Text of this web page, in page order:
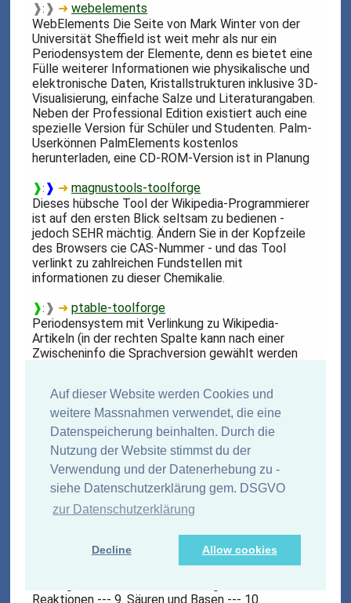
Auf dieser Website werden Cookies und
weitere Massnahmen verwendet, die eine
Datenspeicherung beinhalten. Durch die
Nutzung der Website stimmst du der
Verwendung und der Datenerhebung zu -
siehe Datenschutzerklärung gem. DSGVO
zur Datenschutzerklärung
Decline Allow cookies
❱: ❱ ➜webelements
WebElements Die Seite von Mark Winter von der
Universität Sheffield ist weit mehr als nur ein
Periodensystem der Elemente, denn es bietet eine
Fülle weiterer Informationen wie physikalische und
elektronische Daten, Kristallstrukturen inklusive 3D-
Visualisierung, einfache Salze und Literaturangaben.
Neben der Professional Edition existiert auch eine
spezielle Version für Schüler und Studenten. Palm-
Userkönnen PalmElements kostenlos
herunterladen, eine CD-ROM-Version ist in Planung
❱: ❱ ➜magnustools-toolforge
Dieses hübsche Tool der Wikipedia-Programmierer
ist auf den ersten Blick seltsam zu bedienen -
jedoch SEHR mächtig. Ändern Sie in der Kopfzeile
des Browsers cie CAS-Nummer - und das Tool
verlinkt zu zahlreichen Fundstellen mit
informationen zu dieser Chemikalie.
❱: ❱ ➜ptable-toolforge
Periodensystem mit Verlinkung zu Wikipedia-
Artikeln (in der rechten Spalte kann nach einer
Zwischeninfo die Sprachversion gewählt werden
Filmmaterial
Filme auf Youtube zum Chemieunterricht
➜ Abschnitt ein -/ausblenden
ardalpha.de-lernen-faecher-chemie
Telekolleg Chemie - 13 Sendungen (UE):
1. Atommodelle --- 2. Atombau und
Elektronenpaarbindung --- 4. Polare Verbindungen --
- 5. Ionenverbindungen --- 6.
Reaktionsgeschwindigkeit --- 7. Chemisches
Reaktionen --- 9. Säuren und Basen --- 10.